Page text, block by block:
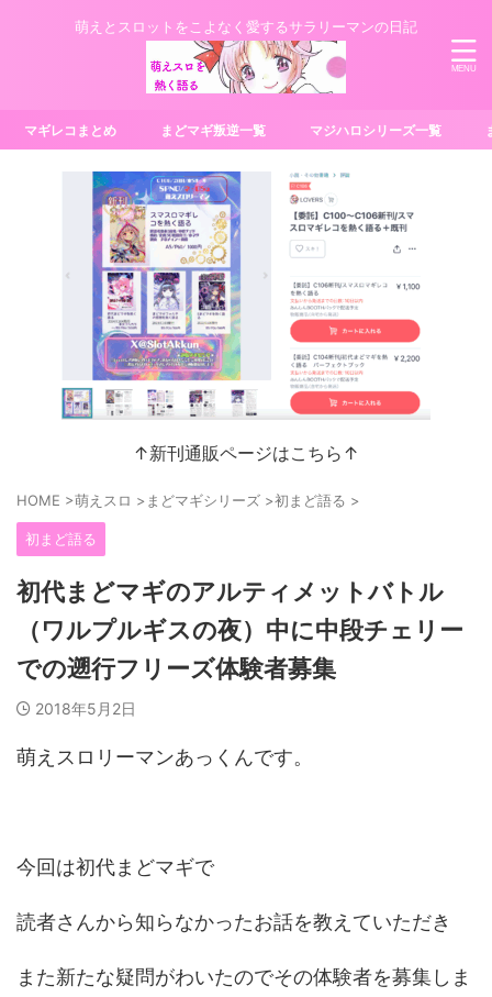
萌えとスロットをこよなく愛するサラリーマンの日記
マギレコまとめ まどマギ叛逆一覧 マジハロシリーズ一覧
↑新刊通販ページはこちら↑
HOME >萌えスロ > まどマギシリーズ >初まど語る >
初まど語る
初代まどマギのアルティメットバトル
（ワルプルギスの夜）中に中段チェリー
での遡行フリーズ体験者募集
2018年5月2日
萌えスロリーマンあっくんです。
今回は初代まどマギで
読者さんから知らなかったお話を教えていただき
また新たな疑問がわいたのでその体験者を募集しま